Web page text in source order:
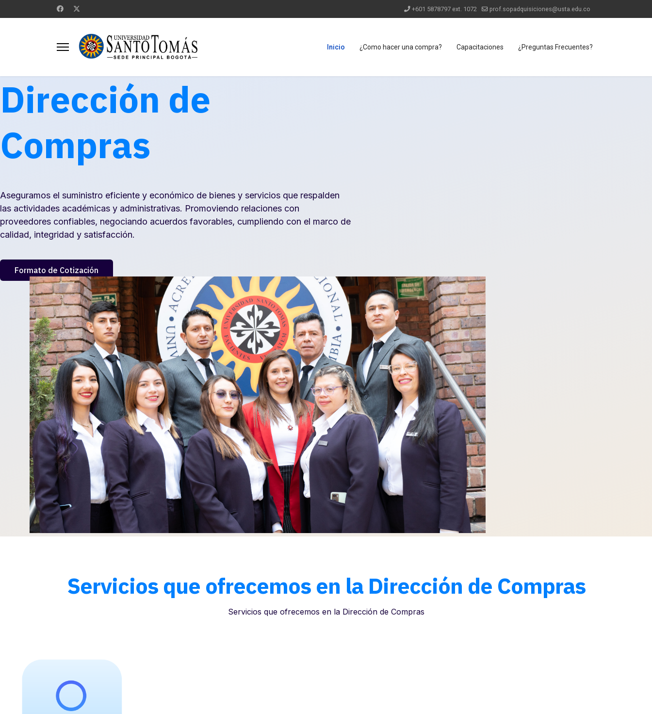
+601 5878797 ext. 1072 prof.sopadquisiciones@usta.edu.co
Inicio ¿Como hacer una compra? Capacitaciones ¿Preguntas Frecuentes?
Dirección de
Compras
Aseguramos el suministro eficiente y económico de bienes y servicios que respalden
las actividades académicas y administrativas. Promoviendo relaciones con
proveedores confiables, negociando acuerdos favorables, cumpliendo con el marco de
calidad, integridad y satisfacción.
Formato de Cotización
Servicios que ofrecemos en la Dirección de Compras
Servicios que ofrecemos en la Dirección de Compras